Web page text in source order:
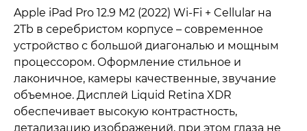
Apple iPad Pro 12.9 M2 (2022) Wi-Fi + Cellular на
2Tb в серебристом корпусе – современное
устройство с большой диагональю и мощным
процессором. Оформление стильное и
лаконичное, камеры качественные, звучание
объемное. Дисплей Liquid Retina XDR
обеспечивает высокую контрастность,
детализацию изображений, при этом глаза не